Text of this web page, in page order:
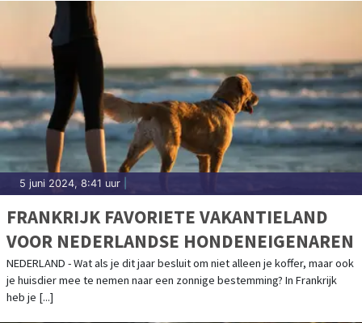
5 juni 2024, 8:41 uur
FRANKRIJK FAVORIETE VAKANTIELAND
VOOR NEDERLANDSE HONDENEIGENAREN
NEDERLAND - Wat als je dit jaar besluit om niet alleen je koffer, maar ook
je huisdier mee te nemen naar een zonnige bestemming? In Frankrijk
heb je [...]